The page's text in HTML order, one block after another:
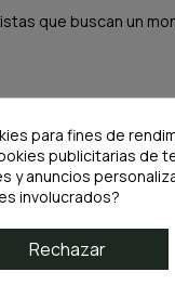
que buscan un
para fines de
publicitarias de
y anuncios
involucrados?
Rechazar